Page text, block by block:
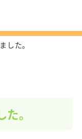
した。
。